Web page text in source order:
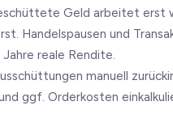
Geld arbeitet erst
Handelspausen und
reale Rendite.
manuell
ggf. Orderkosten